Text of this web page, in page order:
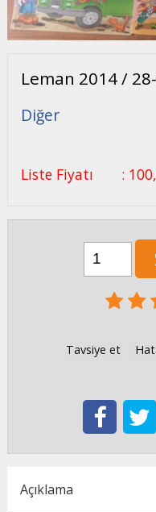
Leman 2014 /
Diğer
Liste Fiyatı : 100
Tavsiye et
Açıklama